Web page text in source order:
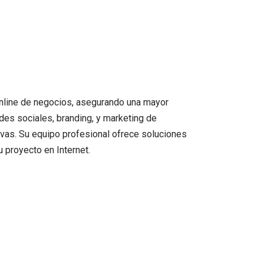
de negocios, asegurando una mayor
sociales, branding, y marketing de
Su equipo profesional ofrece soluciones
proyecto en Internet.